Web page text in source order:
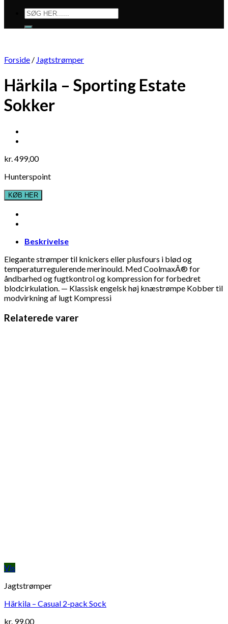
Søg
efter:
Forside / Jagtstrømper
Härkila – Sporting Estate
Sokker
kr.499,00
Hunterspoint
KØB HER
Beskrivelse
Elegante strømper til knickers eller plusfours i blød og
temperaturregulerende merinould. Med CoolmaxÂ® for
åndbarhed og fugtkontrol og kompression for forbedret
blodcirkulation. — Klassisk engelsk høj knæstrømpe Kobber til
modvirkning af lugt Kompressi
Relaterede varer
Vis
Jagtstrømper
Härkila – Casual 2-pack Sock
kr. 99,00